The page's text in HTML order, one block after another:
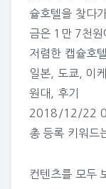
슐호텔을 찾다
금은 1만 7천원
저렴한 캡슐호
일본
도쿄 이
원대
후기
2018/12/22
총 등록 키워드
컨텐츠를 모두